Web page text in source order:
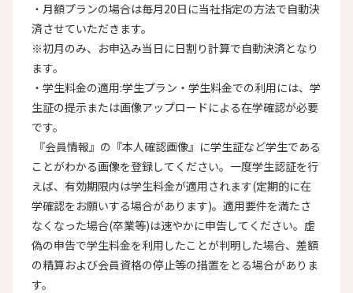
・月額プランの場合は毎月20日に当社指定の方法で自動決
済させていただきます。
※初月のみ、お申込み当日に日割り計算で自動決済となり
ます。
・学生料金の適用:学生プラン・学生料金での利用には、学
生証の提示または画像アップロードによる在学確認が必要
です。
ことがわかる画像を登録してください。一度学生認証を行
えば、有効期限内は学生料金が適用されます(定期的に在
学確認をお願いする場合があります)。適用要件を満たさ
なくなった場合(卒業等)は速やかに申告してください。虚
偽の申告で学生料金を利用したことが判明した場合、差額
の精算および会員資格の停止等の措置をとる場合がありま
す。